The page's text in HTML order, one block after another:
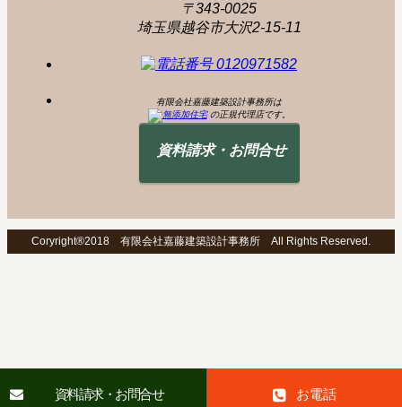
〒343-0025
埼玉県越谷市大沢2-15-11
有限会社嘉藤建築設計事務所は
の正規代理店です。
資料請求・お問合せ
Coryright®2018 有限会社嘉藤建築設計事務所 All Rights Reserved.
資料請求・お問合せ お電話